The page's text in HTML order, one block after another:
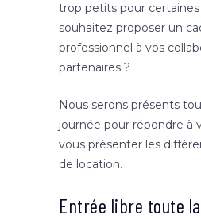
trop petits pour certaines
souhaitez proposer un
professionnel à vos
partenaires ?
Nous serons présents
journée pour répondre à
vous présenter les
de location.
Entrée libre toute